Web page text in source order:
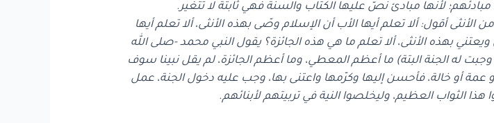
لأنها مبادئ نصّ عليها الكتاب والسنة فهي ثابتة لا تتغير.
أقول: ألا تعلم أيها الأب أن الإسلام وصّى بهذه الأنثى، ألا تعلم أيها
بهذه الأنثى، ألا تعلم ما هي هذه الجائزة؟ يقول النبي محمد -صلى الله
له الجنة البتة) ما أعظم المعطي، وما أعظم الجائزة، لم يقل نبينا سوف
عمة أو خالة، فأحسن إليها وكرّمها واعتنى بها، وجب عليه دخول الجنة، عمل
الثواب العظيم، وليخلصوا النية في تربيتهم لأبنائهم.